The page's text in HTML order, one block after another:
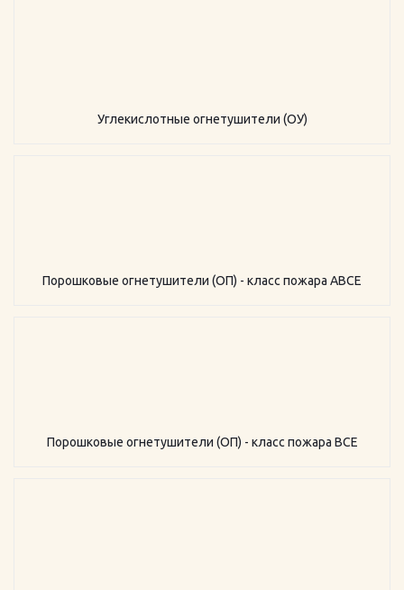
Углекислотные огнетушители (ОУ)
Порошковые огнетушители (ОП) - класс пожара АВСЕ
Порошковые огнетушители (ОП) - класс пожара ВСЕ